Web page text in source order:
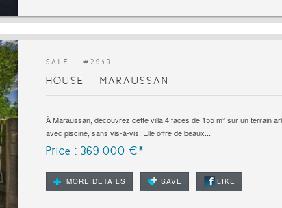
SALE - # 2943
HOUSE MARAUSSAN
À Maraussan, découvrez cette villa 4 faces de 155 m² sur un terrain
avec piscine, sans vis-à-vis. Elle offre de beaux...
Price : 369 000 €*
MORE DETAILS SAVE LIKE